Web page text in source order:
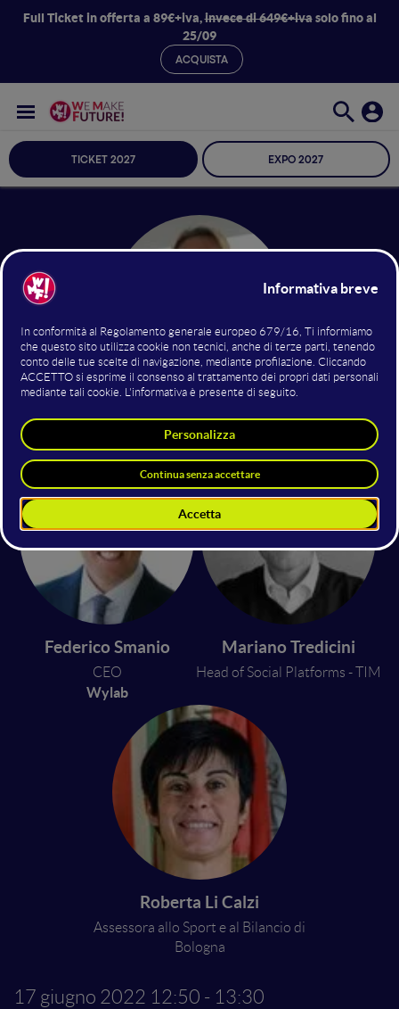
Full Ticket in offerta a 89€+iva,invece di 649€+ivasolo fino al
25/09
ACQUISTA
TICKET 2027 EXPO 2027
Giornalista esperta di Innovazione
Federico Smanio
CEO
Wylab
Mariano Tredicini
Head of Social Platforms - TIM
Roberta Li Calzi
Assessora allo Sport e al Bilancio di
Bologna
17 giugno 2022 12:50 - 13:30